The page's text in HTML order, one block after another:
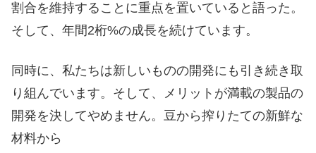
割合を維持することに重点を置いていると語った。
そして、年間2桁%の成長を続けています。
同時に、私たちは新しいものの開発にも引き続き取
り組んでいます。そして、メリットが満載の製品の
開発を決してやめません。豆から搾りたての新鮮な
材料から